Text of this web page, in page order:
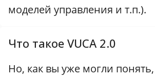
моделей управления и т.п.).
Что такое VUCA 2.0
Но, как вы уже могли